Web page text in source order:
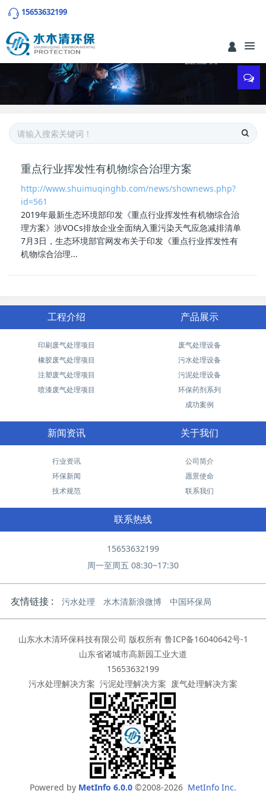
15653632199
重点行业挥发性有机物综合治理方案
http://www.shuimuqinghb.com/news/shownews.php?
id=561
2019年最新生态环境部印发《重点行业挥发性有机物综合治
理方案》涉VOCs排放企业全面纳入重污染天气应急减排清单
7月3日，生态环境部官网发布关于印发《重点行业挥发性有
机物综合治理...
工程介绍
印刷废气处理项目
橡胶废气处理项目
注塑废气处理项目
喷漆废气处理项目
产品展示
废气处理设备
污水处理设备
污泥处理设备
环保药剂系列
成功案例
新闻资讯
行业资讯
环保新闻
技术规范
关于我们
公司简介
愿景使命
联系我们
联系热线
15653632199
周一至周五 08:30~17:30
友情链接 : 污水处理 水木清新浪微博 中国环保局
山东水木清环保科技有限公司 版权所有 鲁ICP备16040642号-1
山东省诸城市高新园工业大道
15653632199
污水处理解决方案 污泥处理解决方案 废气处理解决方案
Powered by MetInfo 6.0.0 ©2008-2026 MetInfo Inc.